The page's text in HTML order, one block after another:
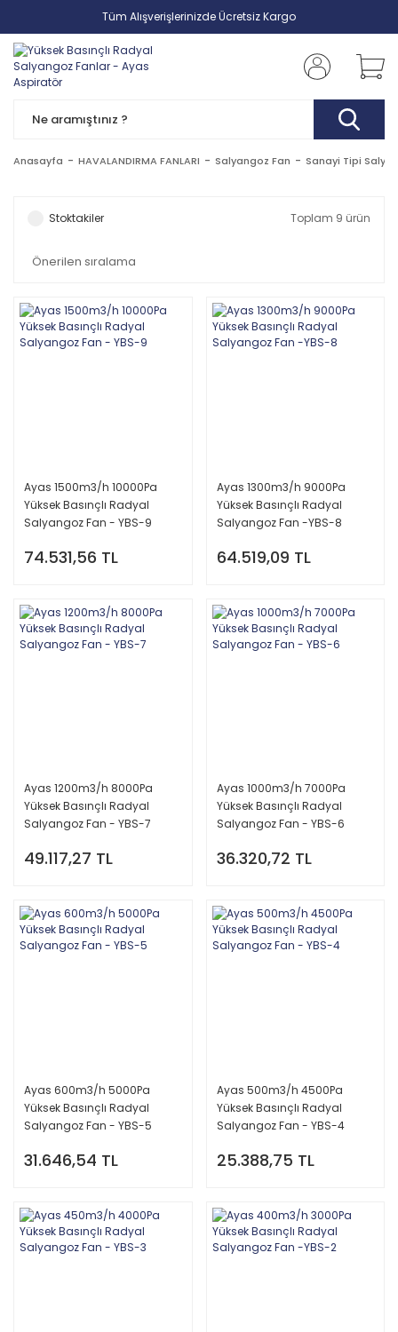
Tüm Alışverişlerinizde Ücretsiz Kargo
Anasayfa HAVALANDIRMA FANLARI Salyangoz Fan Sanayi Tipi
Stoktakiler Toplam 9 ürün
Ayas 1500m3/h 10000Pa
Yüksek Basınçlı Radyal
Salyangoz Fan - YBS-9
74.531,56 TL
Ayas 1300m3/h 9000Pa
Yüksek Basınçlı Radyal
Salyangoz Fan -YBS-8
64.519,09 TL
Ayas 1200m3/h 8000Pa
Yüksek Basınçlı Radyal
Salyangoz Fan - YBS-7
49.117,27 TL
Ayas 1000m3/h 7000Pa
Yüksek Basınçlı Radyal
Salyangoz Fan - YBS-6
36.320,72 TL
Ayas 600m3/h 5000Pa
Yüksek Basınçlı Radyal
Salyangoz Fan - YBS-5
31.646,54 TL
Ayas 500m3/h 4500Pa
Yüksek Basınçlı Radyal
Salyangoz Fan - YBS-4
25.388,75 TL